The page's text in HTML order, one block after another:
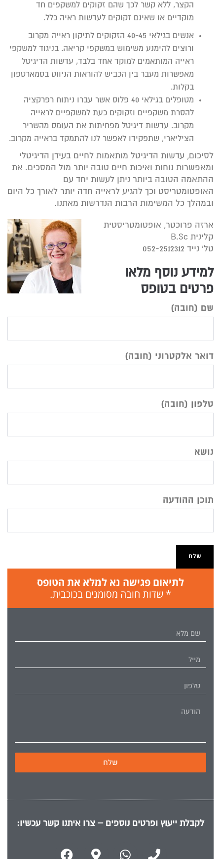
הקצר, ללא קשר לכך שהם זקוקים למשקפים חד
מוקדיים או שאינם זקוקים לעדשות ראיה כלל.
אנשים בגילאי 40-45 הזקוקים לתיקון ראייה מקרוב
ורוצים להימנע משימוש במשקפי קריאה. בניגוד למשקפי
ראייה המותאמים למוקד אחד בלבד, עדשות הדיגיטל
מאפשרות מעבר בין הכביש להוראות הניווט בסמארטפון
בקלות.
מטופלים בגילאי 40 פלוס אשר עברו ניתוח רפרקציה
להסרת משקפיים וזקוקים כעת למשקפיים לראייה
מקרוב. עדשות דיגיטל מפחיתות את העומס מהשריר
הציליארי, שתפקידו לאפשר לנו להתמקד בראייה מקרוב.
לסיכום, עדשות הדיגיטל מותאמות לחיים בעידן הדיגיטלי
ומאפשרות נוחות ואיכות חיים טובה יותר מול המסכים. את
ההתאמה הטובה ביותר ניתן לעשות יחד עם
האופטומטריסט וכך להגיע לראייה חדה יותר לאורך כל היום
ובמהלך כל המשימות הרבות הנדרשות מאתנו.
ארזה פרוכטר, אופטומטריסטית
קלינית B.Sc
טל’ נייד 052-2512312
למידע נוסף מלאו
פרטים בטופס
שם (חובה)
undefined
דואר אלקטרוני (חובה)
טלפון (חובה)
נושא
תוכן ההודעה
לתיאום פגישה נא למלא את הטופס
* שדות חובה מסומנים בכוכבית.
שלח
לקבלת ייעוץ ופרטים נוספים – צרו איתנו קשר עכשיו: